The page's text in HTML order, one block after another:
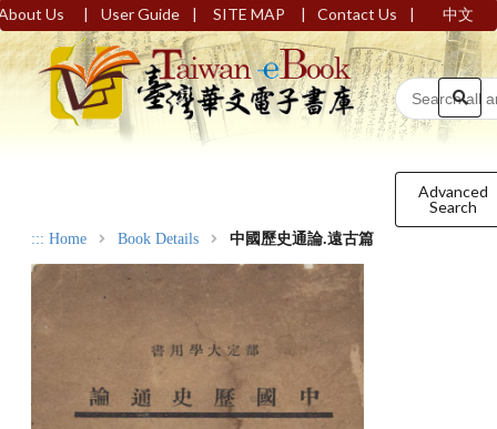
Us | User Guide | SITE MAP | Contact Us | 中文
Advanced
Search
::: Home Book Details 中國歷史通論.遠古篇